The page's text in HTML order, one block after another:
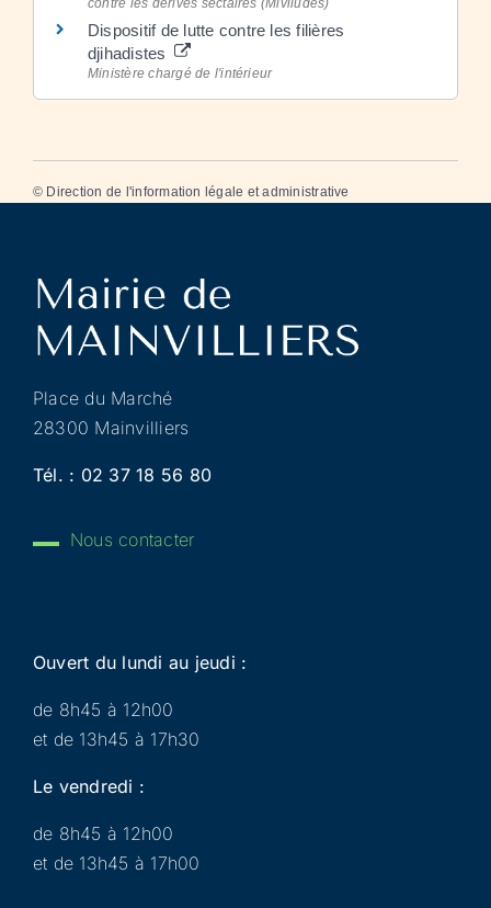
contre les dérives sectaires (Miviludes)
Dispositif de lutte contre les filières
djihadistes
Ministère chargé de l'intérieur
© Direction de l'information légale et administrative
Place du Marché
28300 Mainvilliers
Tél. : 02 37 18 56 80
Nous contacter
Ouvert du lundi au jeudi :
de 8h45 à 12h00
et de 13h45 à 17h30
Le vendredi :
de 8h45 à 12h00
et de 13h45 à 17h00